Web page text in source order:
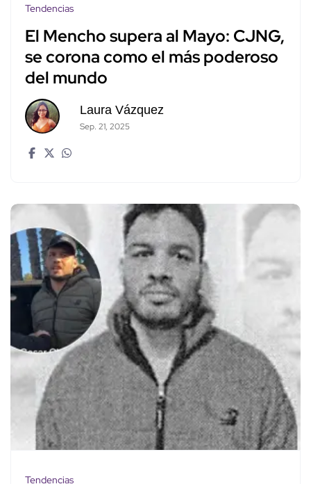
Tendencias
El Mencho supera al Mayo: CJNG,
se corona como el más poderoso
del mundo
Laura Vázquez
Sep. 21, 2025
Tendencias